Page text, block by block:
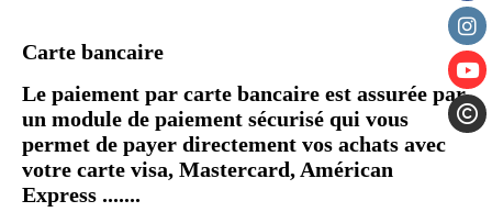
Carte bancaire
Le paiement par carte bancaire est assurée par
un module de paiement sécurisé qui vous
permet de payer directement vos achats avec
votre carte visa, Mastercard, Américan
Express .......